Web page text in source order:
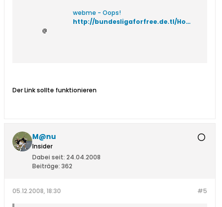
webme - Oops!
http://bundesligaforfree.de.tl/Home.htm?PHPSESSID=d6c88e859c1dbc7cbc08ac7f5f9a36ac
Der Link sollte funktionieren
M@nu
Insider
Dabei seit: 24.04.2008
Beiträge: 362
#5
05.12.2008, 18:30